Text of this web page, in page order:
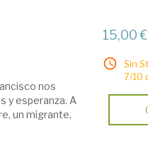
nos
y esperanza. A
un migrante,
15,00 €
Sin
7/10